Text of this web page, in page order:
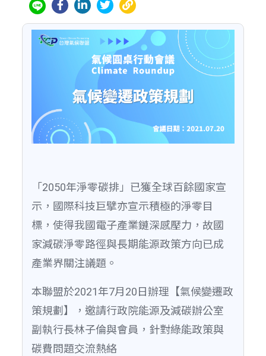
「2050年淨零碳排」已獲全球百餘國家宣
示，國際科技巨擘亦宣示積極的淨零目
標，使得我國電子產業鏈深感壓力，故國
家減碳淨零路徑與長期能源政策方向已成
產業界關注議題。
本聯盟於2021年7月20日辦理【氣候變遷政
策規劃】，邀請行政院能源及減碳辦公室
副執行長林子倫與會員，針對綠能政策與
碳費問題交流熱絡